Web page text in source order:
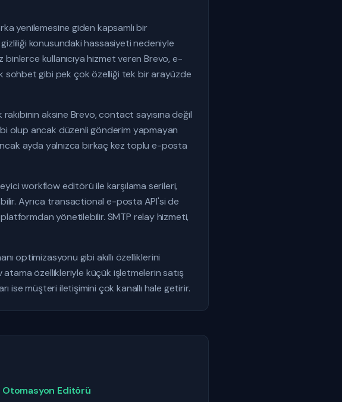
yenilemesine giden kapsamlı bir
konusundaki hassasiyeti nedeniyle
binlerce kullanıcıya hizmet veren Brevo, e-
sohbet gibi pek çok özelliği tek bir arayüzde
aksine Brevo, contact sayısına değil
olup ancak düzenli gönderim yapmayan
ayda yalnızca birkaç kez toplu e-posta
workflow editörü ile karşılama serileri,
Ayrıca transactional e-posta API'si de
yönetilebilir. SMTP relay hizmeti,
optimizasyonu gibi akıllı özelliklerini
özellikleriyle küçük işletmelerin satış
ise müşteri iletişimini çok kanallı hale getirir.
Editörü